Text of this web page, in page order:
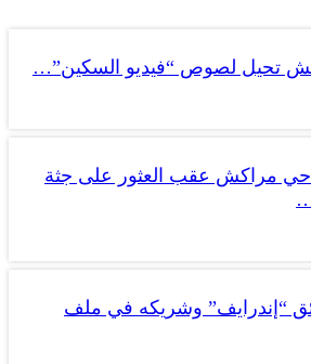
تحيل لصوص “فيديو السكين”…
مراكش عقب العثور على جثة
“إندرايف” وشريكه في ملف